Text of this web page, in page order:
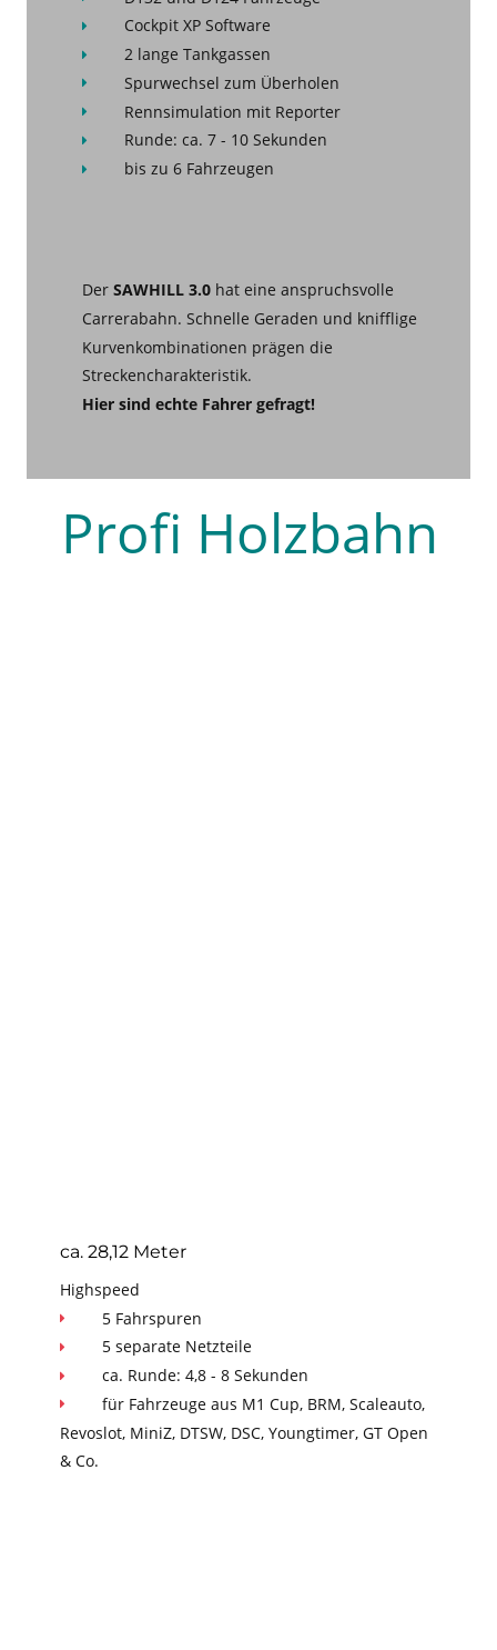
Cockpit XP Software
2 lange Tankgassen
Spurwechsel zum Überholen
Rennsimulation mit Reporter
Runde: ca. 7 - 10 Sekunden
bis zu 6 Fahrzeugen
Der SAWHILL 3.0 hat eine anspruchsvolle
Carrerabahn. Schnelle Geraden und knifflige
Kurvenkombinationen prägen die
Streckencharakteristik.
Hier sind echte Fahrer gefragt!
Profi Holzbahn
ca. 28,12 Meter
Highspeed
5 Fahrspuren
5 separate Netzteile
ca. Runde: 4,8 - 8 Sekunden
für Fahrzeuge aus M1 Cup, BRM, Scaleauto,
Revoslot, MiniZ, DTSW, DSC, Youngtimer, GT Open
& Co.









